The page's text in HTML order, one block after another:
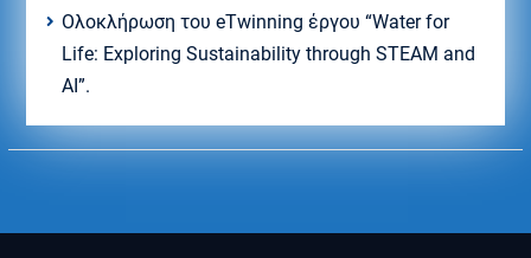
Ολοκλήρωση του eTwinning έργου “Water for
Life: Exploring Sustainability through STEAM and
AI”.